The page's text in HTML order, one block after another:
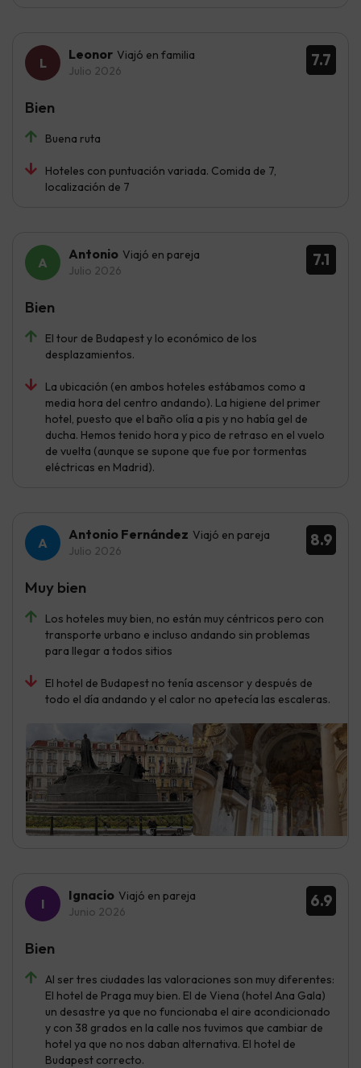
7.7
Leonor Viajó en familia
Julio 2026
Buena ruta
Hoteles con puntuación variada. Comida de 7,
localización de 7
Bien
7.1
Antonio Viajó en pareja
Julio 2026
El tour de Budapest y lo económico de los
desplazamientos.
La ubicación (en ambos hoteles estábamos como a
media hora del centro andando). La higiene del primer
hotel, puesto que el baño olía a pis y no había gel de
ducha. Hemos tenido hora y pico de retraso en el vuelo
de vuelta (aunque se supone que fue por tormentas
eléctricas en Madrid).
Bien
8.9
Antonio Fernández Viajó en pareja
Julio 2026
Los hoteles muy bien, no están muy céntricos pero con
transporte urbano e incluso andando sin problemas
para llegar a todos sitios
El hotel de Budapest no tenía ascensor y después de
todo el día andando y el calor no apetecía las escaleras.
Muy bien
6.9
Ignacio Viajó en pareja
Junio 2026
Al ser tres ciudades las valoraciones son muy diferentes:
El hotel de Praga muy bien. El de Viena (hotel Ana Gala)
un desastre ya que no funcionaba el aire acondicionado
y con 38 grados en la calle nos tuvimos que cambiar de
hotel ya que no nos daban alternativa. El hotel de
Budapest correcto.
Bien